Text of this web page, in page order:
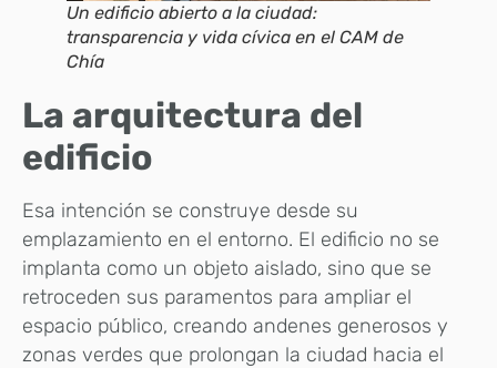
Un edificio abierto a la ciudad:
transparencia y vida cívica en el CAM de
Chía
La arquitectura del
edificio
Esa intención se construye desde su
emplazamiento en el entorno. El edificio no se
implanta como un objeto aislado, sino que se
retroceden sus paramentos para ampliar el
espacio público, creando andenes generosos y
zonas verdes que prolongan la ciudad hacia el